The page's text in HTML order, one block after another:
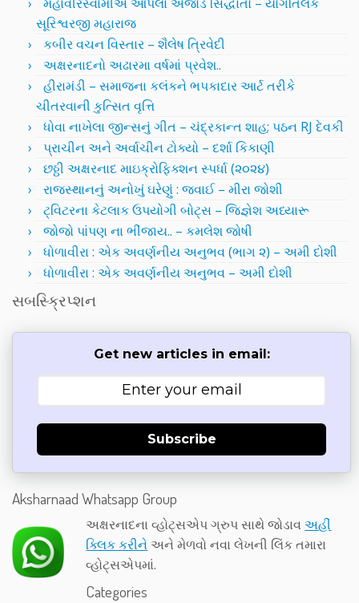
સૂરિશ્વરજી મહારાજ
કબીર વચન વિસ્તાર – શૈલેષ ત્રિવેદી
અક્ષરનાદનો અઢારમા વર્ષમાં પ્રવેશ..
હીરામંડી – સમાજના કલંકને ભપકાદાર આર્ટ તરીકે
ચીતરવાની કુત્સિત વૃત્તિ
ધોવા નાખેલા જીન્સનું ગીત – ચંદ્રકાન્ત શાહ; પઠન RJ દેવકી
પ્રાચીન અને અર્વાચીન ટોક્યો – દર્શા કિકાણી
છઠ્ઠી અક્ષરનાદ માઇક્રોફિક્શન સ્પર્ધા (૨૦૨૪)
રાજસ્થાનનું અનોખું ઘરેણું : જવાઈ – મીરા જોશી
ટ્વિટરના કેટલાક ઉપયોગી બોટ્સ – જિજ્ઞેશ અધ્યારૂ
જોજો પાંપણ ના ભીંજાય.. – કમલેશ જોષી
ધોળાવીરા : એક અવર્ણનીય અનુભવ (ભાગ ૨) – અમી દોશી
ધોળાવીરા : એક અવર્ણનીય અનુભવ – અમી દોશી
સબસ્ક્રિપ્શન
Get new articles in email:
Subscribe
Aksharnaad Whatsapp Group
અક્ષરનાદના વ્હોટ્સએપ ગ્રુપ સાથે જોડાવઅહીં
ક્લિક કરીને અને મેળવો નવા લેખની લિંક તમારા
વ્હોટ્સએપમાં.
Categories